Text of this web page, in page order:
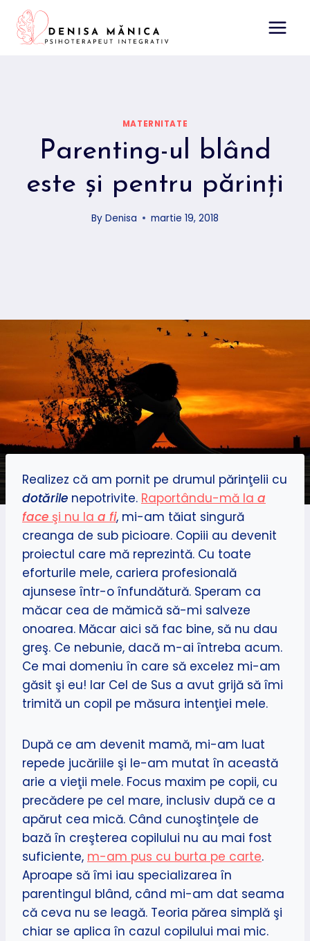
content
MATERNITATE
Parenting-ul blând
este şi pentru părinţi
By Denisa martie 19, 2018
Realizez că am pornit pe drumul părinţelii cu
dotările nepotrivite. Raportându-mă la a
face şi nu la a fi, mi-am tăiat singură
creanga de sub picioare. Copiii au devenit
proiectul care mă reprezintă. Cu toate
eforturile mele, cariera profesională
ajunsese într-o înfundătură. Speram ca
măcar cea de mămică să-mi salveze
onoarea. Măcar aici să fac bine, să nu dau
greş. Ce nebunie, dacă m-ai întreba acum.
Ce mai domeniu în care să excelez mi-am
găsit şi eu! Iar Cel de Sus a avut grijă să îmi
trimită un copil pe măsura intenţiei mele.
După ce am devenit mamă, mi-am luat
repede jucăriile şi le-am mutat în această
arie a vieţii mele. Focus maxim pe copii, cu
precădere pe cel mare, inclusiv după ce a
apărut cea mică. Când cunoştinţele de
bază în creşterea copilului nu au mai fost
suficiente, m-am pus cu burta pe carte.
Aproape să îmi iau specializarea în
parentingul blând, când mi-am dat seama
că ceva nu se leagă. Teoria părea simplă şi
chiar se aplica în cazul copilului mai mic.